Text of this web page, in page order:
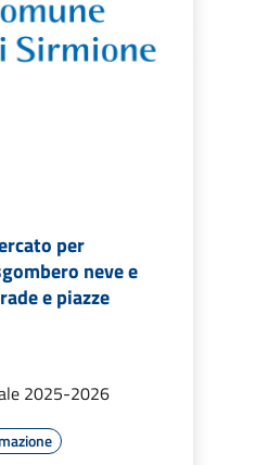
per
neve e
e piazze
2025-2026